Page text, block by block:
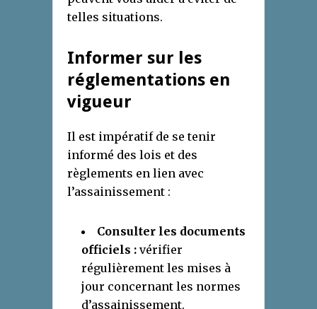
telles situations.
Informer sur les
réglementations en
vigueur
Il est impératif de se tenir
informé des lois et des
règlements en lien avec
l’assainissement :
Consulter les documents
officiels : vérifier
régulièrement les mises à
jour concernant les normes
d’assainissement.